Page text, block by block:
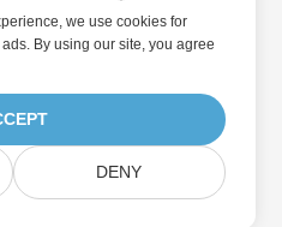
we use cookies for
By using our site, you agree
DENY